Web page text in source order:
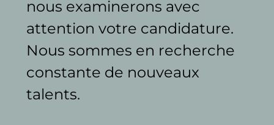
nous examinerons avec
attention votre candidature.
Nous sommes en recherche
constante de nouveaux
talents.